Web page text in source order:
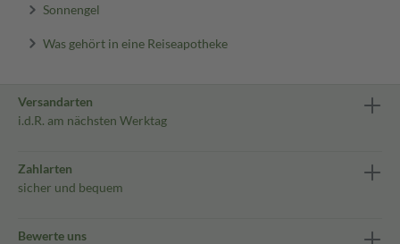
Sonnengel
Was gehört in eine Reiseapotheke
Versandarten
i.d.R. am nächsten Werktag
Zahlarten
sicher und bequem
Bewerte uns